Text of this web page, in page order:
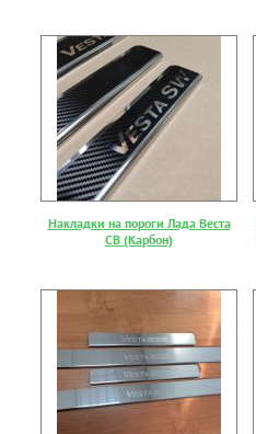
Накладки на пороги Лада Веста
СВ (Карбон)